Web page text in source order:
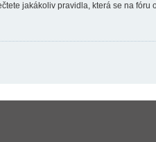
jakákoliv pravidla, která se na fóru